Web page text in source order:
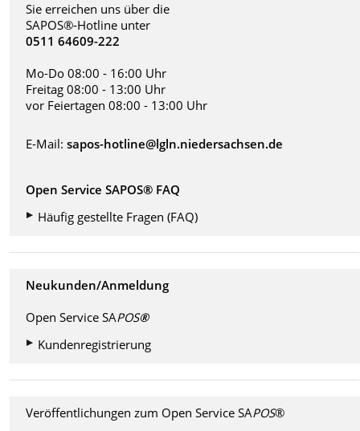
Sie erreichen uns über die
SAPOS®-Hotline unter
0511 64609-222
Mo-Do 08:00 - 16:00 Uhr
Freitag 08:00 - 13:00 Uhr
vor Feiertagen 08:00 - 13:00 Uhr
E-Mail:sapos-hotline@lgln.niedersachsen.de
Open Service SAPOS® FAQ
Häufig gestellte Fragen (FAQ)
Neukunden/Anmeldung
Open Service SAPOS®
Kundenregistrierung
Veröffentlichungen zum Open Service SAPOS®